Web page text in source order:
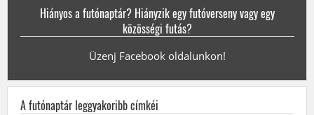
Hiányos a futónaptár? Hiányzik egy futóverseny vagy egy
közösségi futás?
Üzenj Facebook oldalunkon!
A futónaptár leggyakoribb címkéi